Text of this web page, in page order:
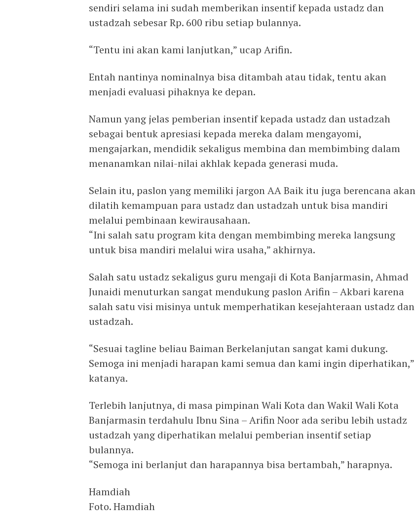
sendiri selama ini sudah memberikan insentif kepada ustadz dan
ustadzah sebesar Rp. 600 ribu setiap bulannya.
“Tentu ini akan kami lanjutkan,” ucap Arifin.
Entah nantinya nominalnya bisa ditambah atau tidak, tentu akan
menjadi evaluasi pihaknya ke depan.
Namun yang jelas pemberian insentif kepada ustadz dan ustadzah
sebagai bentuk apresiasi kepada mereka dalam mengayomi,
mengajarkan, mendidik sekaligus membina dan membimbing dalam
menanamkan nilai-nilai akhlak kepada generasi muda.
Selain itu, paslon yang memiliki jargon AA Baik itu juga berencana akan
dilatih kemampuan para ustadz dan ustadzah untuk bisa mandiri
melalui pembinaan kewirausahaan.
“Ini salah satu program kita dengan membimbing mereka langsung
untuk bisa mandiri melalui wira usaha,” akhirnya.
Salah satu ustadz sekaligus guru mengaji di Kota Banjarmasin, Ahmad
Junaidi menuturkan sangat mendukung paslon Arifin – Akbari karena
salah satu visi misinya untuk memperhatikan kesejahteraan ustadz dan
ustadzah.
“Sesuai tagline beliau Baiman Berkelanjutan sangat kami dukung.
Semoga ini menjadi harapan kami semua dan kami ingin diperhatikan,”
katanya.
Terlebih lanjutnya, di masa pimpinan Wali Kota dan Wakil Wali Kota
Banjarmasin terdahulu Ibnu Sina – Arifin Noor ada seribu lebih ustadz
ustadzah yang diperhatikan melalui pemberian insentif setiap
bulannya.
“Semoga ini berlanjut dan harapannya bisa bertambah,” harapnya.
Hamdiah
Foto. Hamdiah